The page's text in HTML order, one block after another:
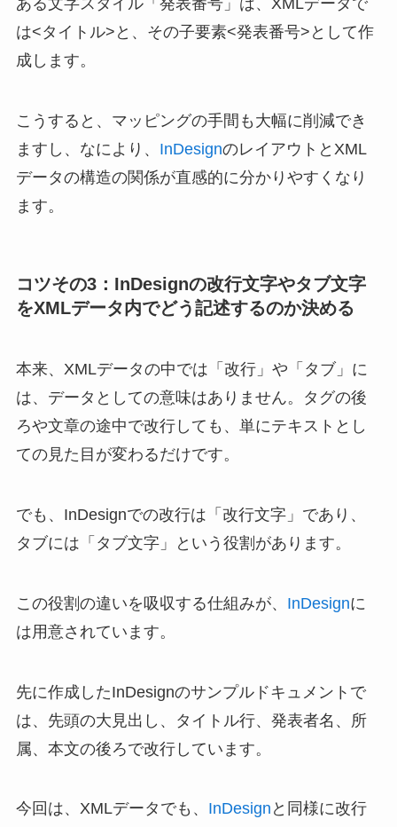
は<タイトル>と、その子要素<発表番号>として作
成します。
こうすると、マッピングの手間も大幅に削減でき
ますし、なにより、 InDesignのレイアウトとXML
データの構造の関係が直感的に分かりやすくなり
ます。
コツその3：InDesignの改行文字やタブ文字
をXMLデータ内でどう記述するのか決める
本来、XMLデータの中では「改行」や「タブ」に
は、データとしての意味はありません。タグの後
ろや文章の途中で改行しても、単にテキストとし
ての見た目が変わるだけです。
でも、InDesignでの改行は「改行文字」であり、
タブには「タブ文字」という役割があります。
この役割の違いを吸収する仕組みが、 InDesignに
は用意されています。
先に作成したInDesignのサンプルドキュメントで
は、先頭の大見出し、タイトル行、発表者名、所
属、本文の後ろで改行しています。
今回は、XMLデータでも、 InDesign と同様に改行